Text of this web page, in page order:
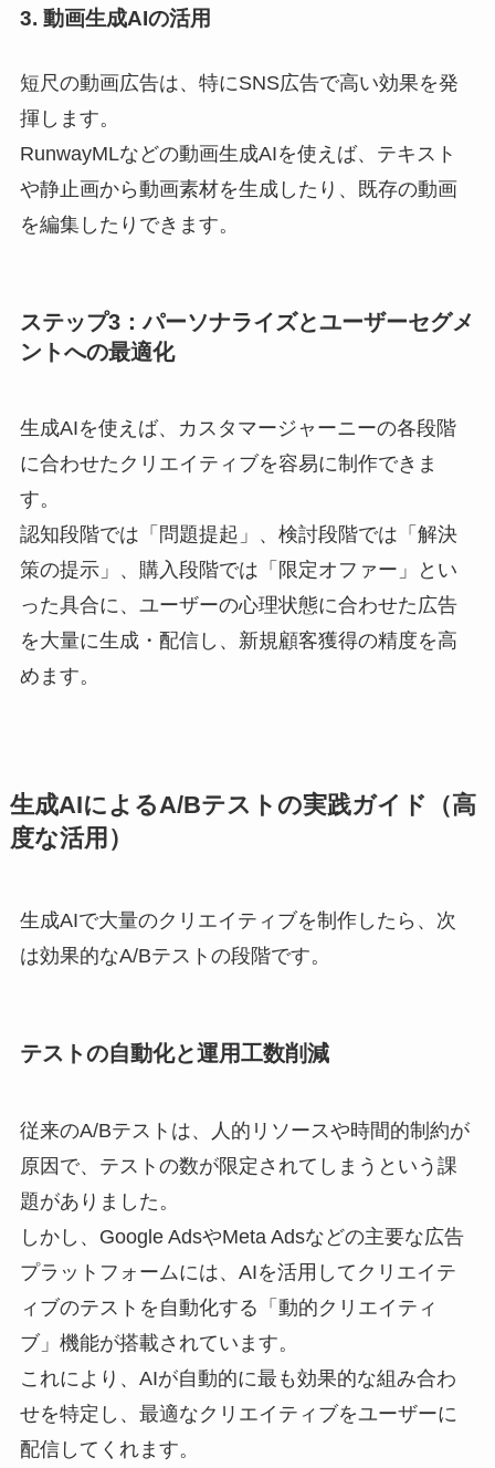
3. 動画生成AIの活用
短尺の動画広告は、特にSNS広告で高い効果を発
揮します。
RunwayMLなどの動画生成AIを使えば、テキスト
や静止画から動画素材を生成したり、既存の動画
を編集したりできます。
ステップ3：パーソナライズとユーザーセグメ
ントへの最適化
生成AIを使えば、カスタマージャーニーの各段階
に合わせたクリエイティブを容易に制作できま
す。
認知段階では「問題提起」、検討段階では「解決
策の提示」、購入段階では「限定オファー」とい
った具合に、ユーザーの心理状態に合わせた広告
を大量に生成・配信し、新規顧客獲得の精度を高
めます。
生成AIによるA/Bテストの実践ガイド（高
度な活用）
生成AIで大量のクリエイティブを制作したら、次
は効果的なA/Bテストの段階です。
テストの自動化と運用工数削減
従来のA/Bテストは、人的リソースや時間的制約が
原因で、テストの数が限定されてしまうという課
題がありました。
しかし、Google AdsやMeta Adsなどの主要な広告
プラットフォームには、AIを活用してクリエイテ
ィブのテストを自動化する「動的クリエイティ
ブ」機能が搭載されています。
これにより、AIが自動的に最も効果的な組み合わ
せを特定し、最適なクリエイティブをユーザーに
配信してくれます。